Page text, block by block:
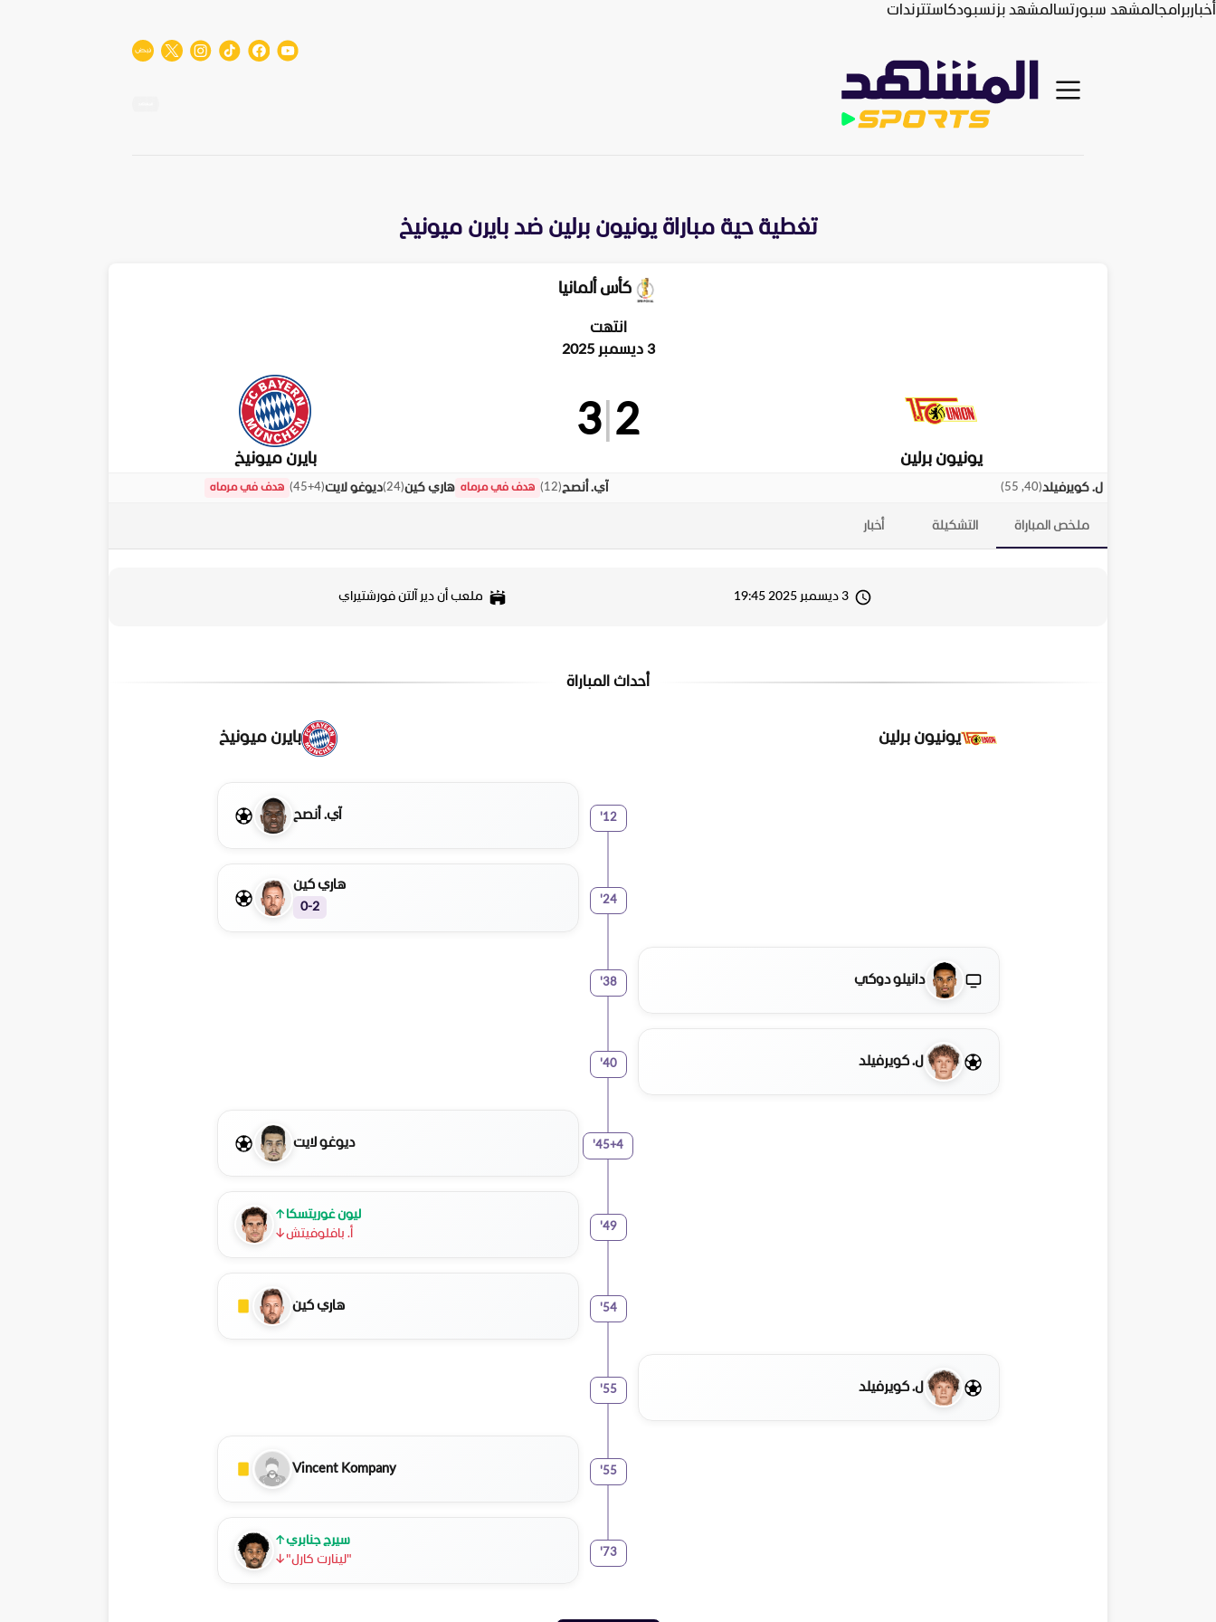
أخباربرامجالمشهد سبورتسالمشهد بزنسبودكاستترندات
تغطية حية مباراة يونيون برلين ضد بايرن ميونيخ
كأس ألمانيا
انتهت
3 ديسمبر 2025
يونيون برلين
2
3
بايرن ميونيخ
ل. كويرفيلد(
40, 55
) آي. أنصح(
12
) هدف في مرماه هاري كين(
24
)ديوغو لايت(
45+4
) هدف في مرماه
ملخص المباراة التشكيلة أخبار
3 ديسمبر 2025 19:45 ملعب أن دير آلتن فورشتيراي
أحداث المباراة
يونيون برلين بايرن ميونيخ
12
' آي. أنصح
24
'
هاري كين
0-2
دانيلو دوكي 38
'
ل. كويرفيلد 40
'
45+4
' ديوغو لايت
49
'
↑ ليون غوريتسكا
↓أ. بافلوفيتش
54
' هاري كين
ل. كويرفيلد 55
'
55
'
Vincent Kompany
73
'
↑سيرج جنابري
↓
"لينارت كارل"